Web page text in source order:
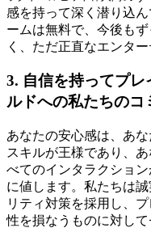
感を持って深く潜り込
ームは無料で、今後も
く、ただ正直なエンター
3. 自信を持ってプ
ルドへの私たちのコ
あなたの安心感は、あ
スキルが王様であり、
べてのインタラクショ
に値します。私たちは
リティ対策を採用し、
性を損なうものに対し